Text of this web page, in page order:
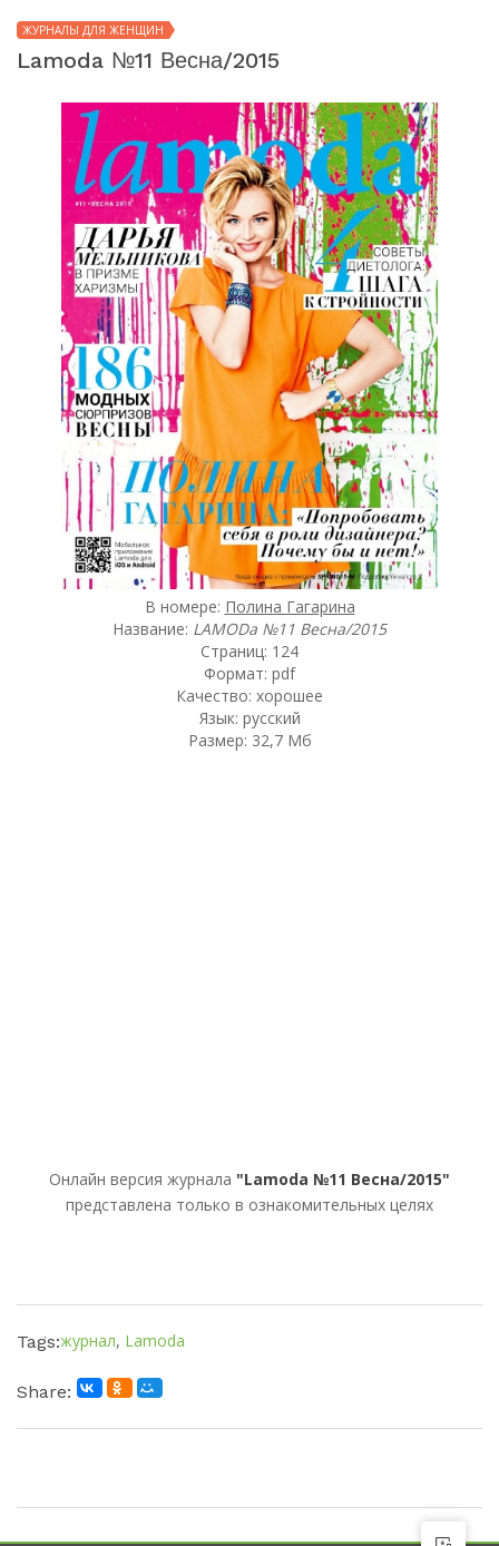
ЖУРНАЛЫ ДЛЯ ЖЕНЩИН
Lamoda №11 Весна/2015
В номере: Полина Гагарина
Название: LAMODa №11 Весна/2015
Страниц: 124
Формат: pdf
Качество: хорошее
Язык: русский
Размер: 32,7 Мб
Онлайн версия журнала "Lamoda №11 Весна/2015"
представлена только в ознакомительных целях
Tags:журнал, Lamoda
Share: